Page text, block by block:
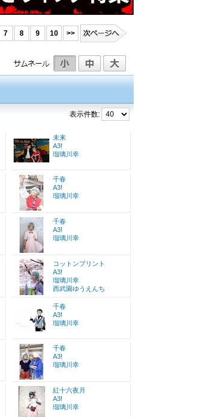
7 8 9 10 >>
表示件数:
未来
A3!
瑠璃川幸
千春
A3!
瑠璃川幸
千春
A3!
瑠璃川幸
コットンプリント
A3!
瑠璃川幸
西武園ゆうえんち
千春
A3!
瑠璃川幸
千春
A3!
瑠璃川幸
紅十六夜月
A3!
瑠璃川幸